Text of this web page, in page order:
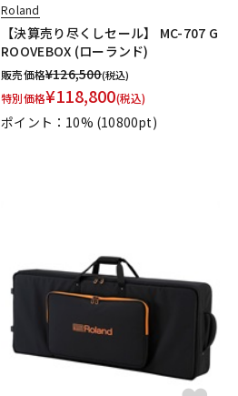
Roland
【決算売り尽くしセール】 MC-707 G
ROOVEBOX (ローランド)
販売価格¥126,500(税込)
特別価格¥118,800(税込)
ポイント：10% (10800pt)